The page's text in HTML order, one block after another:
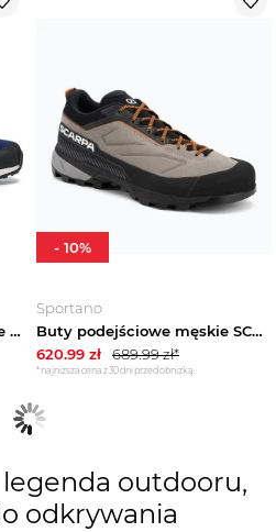
Buty trekkingowe Kalipe Lite Scarpa Granatowy
Sportano
Buty podejściowe męskie SCARPA Rapid XT taupe / rust orange Beżowy
620.99 zł 689.99zł*
*najniższa cena z 30 dni przed obniżką
- 10%
legenda outdooru,
odkrywania